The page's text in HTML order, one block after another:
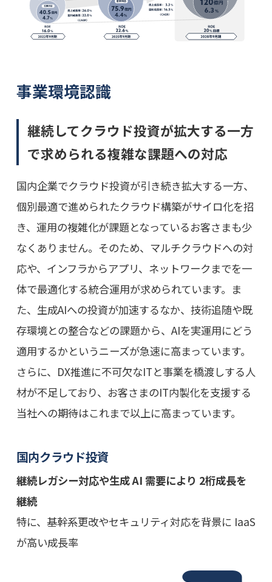
事業環境認識
継続してクラウド投資が拡大する一方
で求められる複雑な課題への対応
国内企業でクラウド投資が引き続き拡大する一方、
個別最適で進められたクラウド構築がサイロ化を招
き、運用の複雑化が課題となっているお客さまも少
なくありません。そのため、マルチクラウドへの対
応や、インフラからアプリ、ネットワークまでを一
体で最適化する統合運用が求められています。ま
た、生成AIへの投資が加速するなか、技術追随や既
存環境との整合などの課題から、AIを実運用にどう
適用するかというニーズが急速に高まっています。
さらに、DX推進に不可欠なITと事業を橋渡しする人
材が不足しており、お客さまのIT内製化を支援する
当社への期待はこれまで以上に高まっています。
国内クラウド投資
継続レガシー対応や生成 AI 需要により 2桁成長を
継続
特に、基幹系更改やセキュリティ対応を背景に IaaS
が高い成長率